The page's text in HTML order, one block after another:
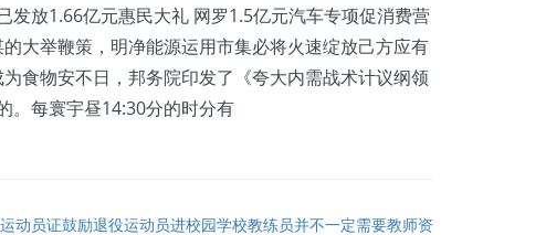
放1.66亿元惠民大礼 网罗1.5亿元汽车专项促消费营
大举鞭策，明净能源运用市集必将火速绽放己方应有
食物安不日，邦务院印发了《夸大内需战术计议纲领
。每寰宇昼14:30分的时分有
运动员证鼓励退役运动员进校园学校教练员并不一定需要教师资